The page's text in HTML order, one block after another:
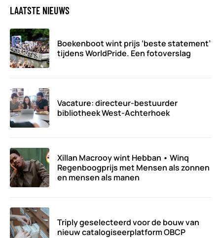
LAATSTE NIEUWS
Boekenboot wint prijs ‘beste statement’
tijdens WorldPride. Een fotoverslag
Vacature: directeur-bestuurder
bibliotheek West-Achterhoek
Xillan Macrooy wint Hebban • Winq
Regenboogprijs met Mensen als zonnen
en mensen als manen
Triply geselecteerd voor de bouw van
nieuw catalogiseerplatform OBCP